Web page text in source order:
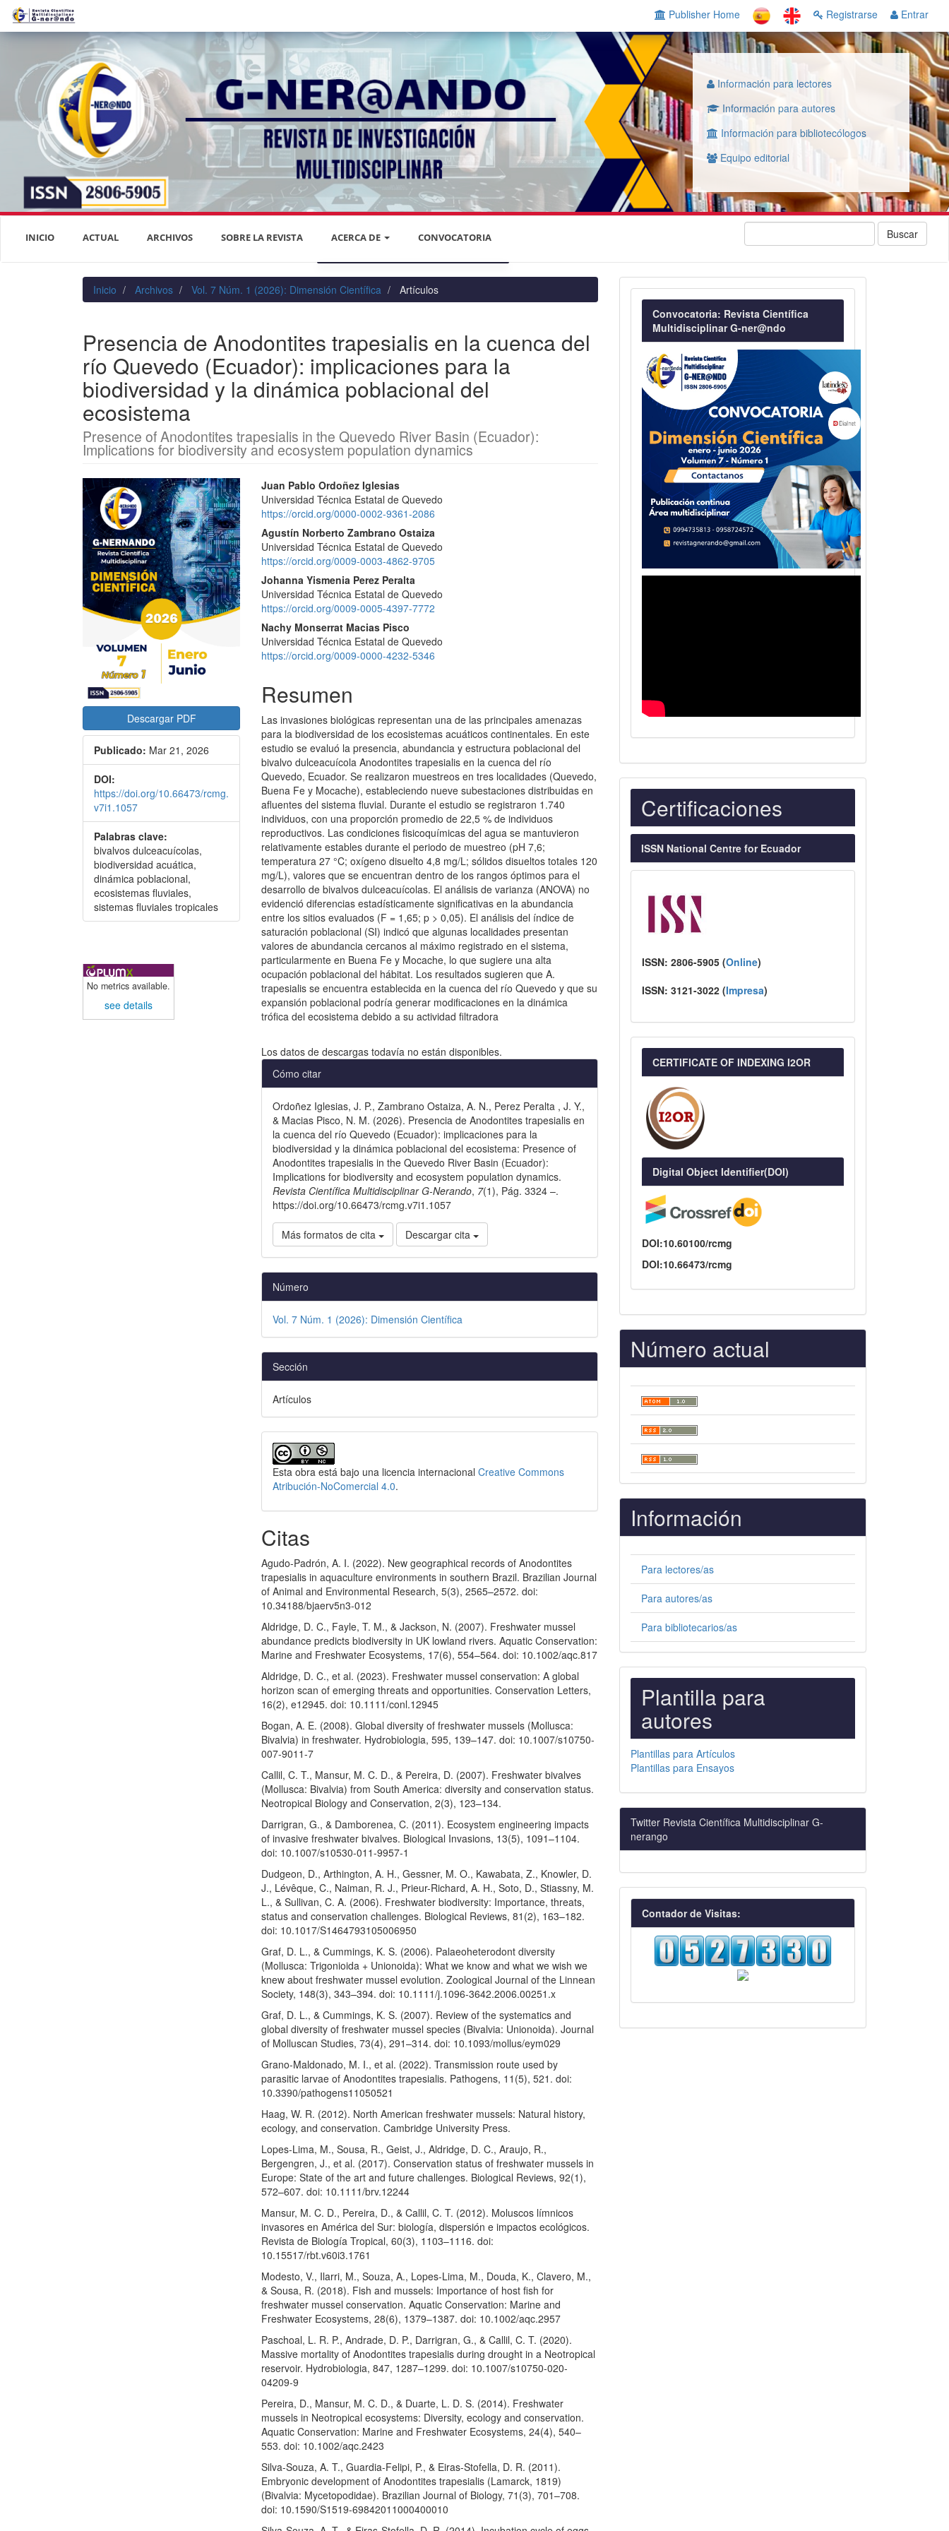
Navegación
principal
Contenido
Barra
lateral
Publisher Home Registrarse Entrar
Información para lectores
Información para autores
Información para bibliotecólogos
Equipo editorial
INICIO ACTUAL ARCHIVOS SOBRE LA REVISTA ACERCA DE
DECLARACIÓN DE PRIVACIDAD
EQUIPO EDITORIAL
PROTOCOLO DE INTEROPERABILIDAD
CONTACTO
ENVÍOS
REGISTRARSE
ENTRAR
CONVOCATORIA Buscar
Inicio Archivos Vol. 7 Núm. 1 (2026): Dimensión Científica Artículos
Presencia de Anodontites trapesialis en la cuenca del
río Quevedo (Ecuador): implicaciones para la
biodiversidad y la dinámica poblacional del
ecosistema
Presence of Anodontites trapesialis in the Quevedo River Basin (Ecuador):
Implications for biodiversity and ecosystem population dynamics
Barra
lateral
del
artículo
Descargar PDF
Publicado: Mar 21, 2026
DOI:
https://doi.org/10.66473/rcmg.
v7i1.1057
Palabras clave:
bivalvos dulceacuícolas,
biodiversidad acuática,
dinámica poblacional,
ecosistemas fluviales,
sistemas fluviales tropicales
No metrics available.
see details
Contenido
principal
del
artículo
Juan Pablo Ordoñez Iglesias
Universidad Técnica Estatal de Quevedo
https://orcid.org/0000-0002-9361-2086
Agustín Norberto Zambrano Ostaiza
Universidad Técnica Estatal de Quevedo
https://orcid.org/0009-0003-4862-9705
Johanna Yismenia Perez Peralta
Universidad Técnica Estatal de Quevedo
https://orcid.org/0009-0005-4397-7772
Nachy Monserrat Macias Pisco
Universidad Técnica Estatal de Quevedo
https://orcid.org/0009-0000-4232-5346
Resumen
Las invasiones biológicas representan una de las principales amenazas
para la biodiversidad de los ecosistemas acuáticos continentales. En este
estudio se evaluó la presencia, abundancia y estructura poblacional del
bivalvo dulceacuícola Anodontites trapesialis en la cuenca del río
Quevedo, Ecuador. Se realizaron muestreos en tres localidades (Quevedo,
Buena Fe y Mocache), estableciendo nueve subestaciones distribuidas en
afluentes del sistema fluvial. Durante el estudio se registraron 1.740
individuos, con una proporción promedio de 22,5 % de individuos
reproductivos. Las condiciones fisicoquímicas del agua se mantuvieron
relativamente estables durante el periodo de muestreo (pH 7,6;
temperatura 27 °C; oxígeno disuelto 4,8 mg/L; sólidos disueltos totales 120
mg/L), valores que se encuentran dentro de los rangos óptimos para el
desarrollo de bivalvos dulceacuícolas. El análisis de varianza (ANOVA) no
evidenció diferencias estadísticamente significativas en la abundancia
entre los sitios evaluados (F = 1,65; p > 0,05). El análisis del índice de
saturación poblacional (SI) indicó que algunas localidades presentan
valores de abundancia cercanos al máximo registrado en el sistema,
particularmente en Buena Fe y Mocache, lo que sugiere una alta
ocupación poblacional del hábitat. Los resultados sugieren que A.
trapesialis se encuentra establecida en la cuenca del río Quevedo y que su
expansión poblacional podría generar modificaciones en la dinámica
trófica del ecosistema debido a su actividad filtradora
Los datos de descargas todavía no están disponibles.
Detalles
del
artículo
Cómo citar
Ordoñez Iglesias, J. P., Zambrano Ostaiza, A. N., Perez Peralta , J. Y.,
& Macias Pisco, N. M. (2026). Presencia de Anodontites trapesialis en
la cuenca del río Quevedo (Ecuador): implicaciones para la
biodiversidad y la dinámica poblacional del ecosistema: Presence of
Anodontites trapesialis in the Quevedo River Basin (Ecuador):
Implications for biodiversity and ecosystem population dynamics.
Revista Científica Multidisciplinar G-Nerando, 7(1), Pág. 3324 –.
https://doi.org/10.66473/rcmg.v7i1.1057
Más formatos de cita Descargar cita
Número
Vol. 7 Núm. 1 (2026): Dimensión Científica
Sección
Artículos
Esta obra está bajo una licencia internacionalCreative Commons
Atribución-NoComercial 4.0.
Citas
Agudo-Padrón, A. I. (2022). New geographical records of Anodontites
trapesialis in aquaculture environments in southern Brazil. Brazilian Journal
of Animal and Environmental Research, 5(3), 2565–2572. doi:
10.34188/bjaerv5n3-012
Aldridge, D. C., Fayle, T. M., & Jackson, N. (2007). Freshwater mussel
abundance predicts biodiversity in UK lowland rivers. Aquatic Conservation:
Marine and Freshwater Ecosystems, 17(6), 554–564. doi: 10.1002/aqc.817
Aldridge, D. C., et al. (2023). Freshwater mussel conservation: A global
horizon scan of emerging threats and opportunities. Conservation Letters,
16(2), e12945. doi: 10.1111/conl.12945
Bogan, A. E. (2008). Global diversity of freshwater mussels (Mollusca:
Bivalvia) in freshwater. Hydrobiologia, 595, 139–147. doi: 10.1007/s10750-
007-9011-7
Callil, C. T., Mansur, M. C. D., & Pereira, D. (2007). Freshwater bivalves
(Mollusca: Bivalvia) from South America: diversity and conservation status.
Neotropical Biology and Conservation, 2(3), 123–134.
Darrigran, G., & Damborenea, C. (2011). Ecosystem engineering impacts
of invasive freshwater bivalves. Biological Invasions, 13(5), 1091–1104.
doi: 10.1007/s10530-011-9957-1
Dudgeon, D., Arthington, A. H., Gessner, M. O., Kawabata, Z., Knowler, D.
J., Lévêque, C., Naiman, R. J., Prieur-Richard, A. H., Soto, D., Stiassny, M.
L., & Sullivan, C. A. (2006). Freshwater biodiversity: Importance, threats,
status and conservation challenges. Biological Reviews, 81(2), 163–182.
doi: 10.1017/S1464793105006950
Graf, D. L., & Cummings, K. S. (2006). Palaeoheterodont diversity
(Mollusca: Trigonioida + Unionoida): What we know and what we wish we
knew about freshwater mussel evolution. Zoological Journal of the Linnean
Society, 148(3), 343–394. doi: 10.1111/j.1096-3642.2006.00251.x
Graf, D. L., & Cummings, K. S. (2007). Review of the systematics and
global diversity of freshwater mussel species (Bivalvia: Unionoida). Journal
of Molluscan Studies, 73(4), 291–314. doi: 10.1093/mollus/eym029
Grano-Maldonado, M. I., et al. (2022). Transmission route used by
parasitic larvae of Anodontites trapesialis. Pathogens, 11(5), 521. doi:
10.3390/pathogens11050521
Haag, W. R. (2012). North American freshwater mussels: Natural history,
ecology, and conservation. Cambridge University Press.
Lopes-Lima, M., Sousa, R., Geist, J., Aldridge, D. C., Araujo, R.,
Bergengren, J., et al. (2017). Conservation status of freshwater mussels in
Europe: State of the art and future challenges. Biological Reviews, 92(1),
572–607. doi: 10.1111/brv.12244
Mansur, M. C. D., Pereira, D., & Callil, C. T. (2012). Moluscos límnicos
invasores en América del Sur: biología, dispersión e impactos ecológicos.
Revista de Biología Tropical, 60(3), 1103–1116. doi:
10.15517/rbt.v60i3.1761
Modesto, V., Ilarri, M., Souza, A., Lopes-Lima, M., Douda, K., Clavero, M.,
& Sousa, R. (2018). Fish and mussels: Importance of host fish for
freshwater mussel conservation. Aquatic Conservation: Marine and
Freshwater Ecosystems, 28(6), 1379–1387. doi: 10.1002/aqc.2957
Paschoal, L. R. P., Andrade, D. P., Darrigran, G., & Callil, C. T. (2020).
Massive mortality of Anodontites trapesialis during drought in a Neotropical
reservoir. Hydrobiologia, 847, 1287–1299. doi: 10.1007/s10750-020-
04209-9
Pereira, D., Mansur, M. C. D., & Duarte, L. D. S. (2014). Freshwater
mussels in Neotropical ecosystems: Diversity, ecology and conservation.
Aquatic Conservation: Marine and Freshwater Ecosystems, 24(4), 540–
553. doi: 10.1002/aqc.2423
Silva-Souza, A. T., Guardia-Felipi, P., & Eiras-Stofella, D. R. (2011).
Embryonic development of Anodontites trapesialis (Lamarck, 1819)
(Bivalvia: Mycetopodidae). Brazilian Journal of Biology, 71(3), 701–708.
doi: 10.1590/S1519-69842011000400010
Convocatoria
Convocatoria: Revista Científica
Multidisciplinar G-ner@ndo
Indexaciones
Certificaciones
ISSN National Centre for Ecuador
ISSN: 2806-5905 (Online)
ISSN: 3121-3022 (Impresa)
CERTIFICATE OF INDEXING I2OR
Digital Object Identifier(DOI)
DOI:10.60100/rcmg
DOI:10.66473/rcmg
Número actual
Información
Para lectores/as
Para autores/as
Para bibliotecarios/as
PLANTILLAS
PARA
AUTORES
Plantilla para
autores
Plantillas para Artículos
Plantillas para Ensayos
Twitter Revista Científica Multidisciplinar G-
nerango
visitas
Contador de Visitas: